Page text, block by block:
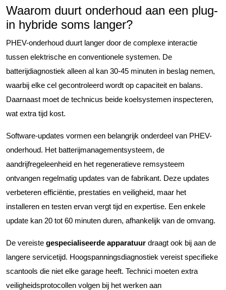
Waarom duurt onderhoud aan een plug-
in hybride soms langer?
PHEV-onderhoud duurt langer door de complexe interactie
tussen elektrische en conventionele systemen. De
batterijdiagnostiek alleen al kan 30-45 minuten in beslag nemen,
waarbij elke cel gecontroleerd wordt op capaciteit en balans.
Daarnaast moet de technicus beide koelsystemen inspecteren,
wat extra tijd kost.
Software-updates vormen een belangrijk onderdeel van PHEV-
onderhoud. Het batterijmanagementsysteem, de
aandrijfregeleenheid en het regeneratieve remsysteem
ontvangen regelmatig updates van de fabrikant. Deze updates
verbeteren efficiëntie, prestaties en veiligheid, maar het
installeren en testen ervan vergt tijd en expertise. Een enkele
update kan 20 tot 60 minuten duren, afhankelijk van de omvang.
De vereiste gespecialiseerde apparatuur draagt ook bij aan de
langere servicetijd. Hoogspanningsdiagnostiek vereist specifieke
scantools die niet elke garage heeft. Technici moeten extra
veiligheidsprotocollen volgen bij het werken aan